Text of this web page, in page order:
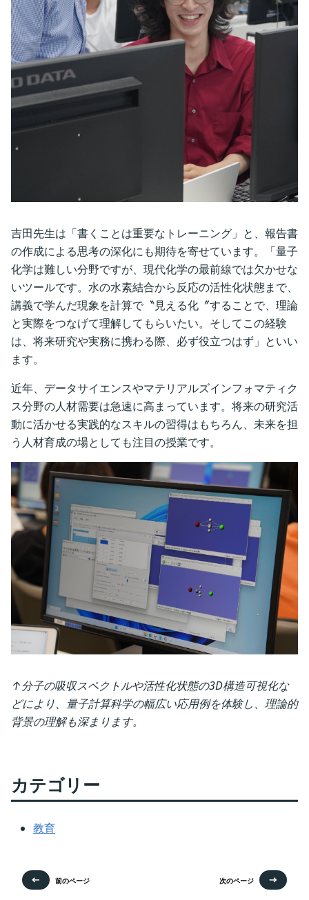
吉田先生は「書くことは重要なトレーニング」と、報告書
の作成による思考の深化にも期待を寄せています。「量子
化学は難しい分野ですが、現代化学の最前線では欠かせな
いツールです。水の水素結合から反応の活性化状態まで、
講義で学んだ現象を計算で〝見える化〞することで、理論
と実際をつなげて理解してもらいたい。そしてこの経験
は、将来研究や実務に携わる際、必ず役立つはず」といい
ます。
近年、データサイエンスやマテリアルズインフォマティク
ス分野の人材需要は急速に高まっています。将来の研究活
動に活かせる実践的なスキルの習得はもちろん、未来を担
う人材育成の場としても注目の授業です。
↑分子の吸収スペクトルや活性化状態の3D構造可視化な
どにより、量子計算科学の幅広い応用例を体験し、理論的
背景の理解も深まります。
カテゴリー
教育
前のページ 次のページ